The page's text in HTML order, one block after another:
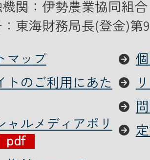
関：伊勢農業協同組合
東海財務局長(登金)第
マップ
トのご利用にあた
ャルメディアポリ